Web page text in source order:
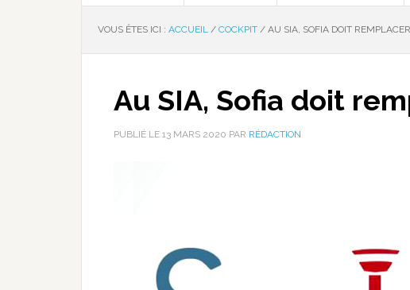
VOUS ÊTES ICI : ACCUEIL / COCKPIT / AU SIA, SOFIA DOIT
Au SIA, Sofia doit
PUBLIÉ LE 13 MARS 2020 PAR RÉDACTION